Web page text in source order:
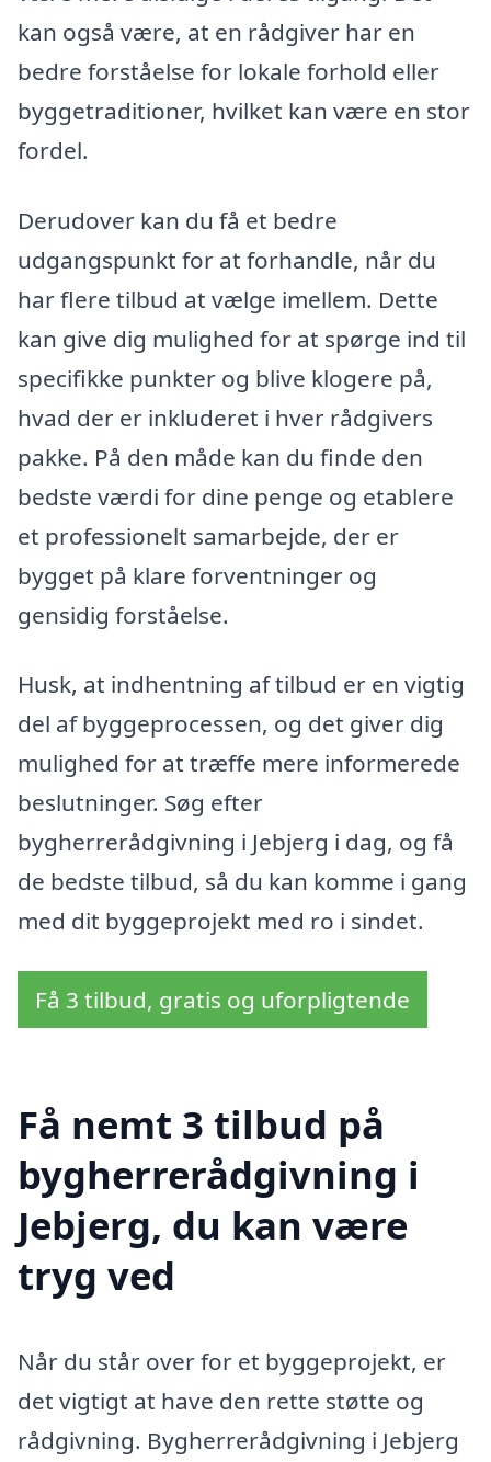
kan også være, at en rådgiver har en
bedre forståelse for lokale forhold eller
byggetraditioner, hvilket kan være en stor
fordel.
Derudover kan du få et bedre
udgangspunkt for at forhandle, når du
har flere tilbud at vælge imellem. Dette
kan give dig mulighed for at spørge ind til
specifikke punkter og blive klogere på,
hvad der er inkluderet i hver rådgivers
pakke. På den måde kan du finde den
bedste værdi for dine penge og etablere
et professionelt samarbejde, der er
bygget på klare forventninger og
gensidig forståelse.
Husk, at indhentning af tilbud er en vigtig
del af byggeprocessen, og det giver dig
mulighed for at træffe mere informerede
beslutninger. Søg efter
bygherrerådgivning i Jebjerg i dag, og få
de bedste tilbud, så du kan komme i gang
med dit byggeprojekt med ro i sindet.
Få 3 tilbud, gratis og uforpligtende
Få nemt 3 tilbud på
bygherrerådgivning i
Jebjerg, du kan være
tryg ved
Når du står over for et byggeprojekt, er
det vigtigt at have den rette støtte og
rådgivning. Bygherrerådgivning i Jebjerg